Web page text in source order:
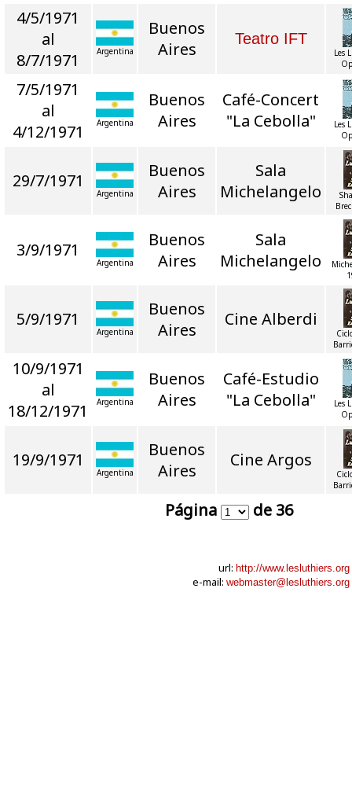
4/5/1971
al
8/7/1971
Argentina
Buenos
Aires
Teatro IFT
Les
7/5/1971
al
4/12/1971
Argentina
Buenos
Aires
Café-Concert
"La Cebolla"
Les
29/7/1971
Argentina
Buenos
Aires
Sala
Michelangelo
3/9/1971
Argentina
Buenos
Aires
Sala
Michelangelo
5/9/1971
Argentina
Buenos
Aires
Cine Alberdi
10/9/1971
al
18/12/1971
Argentina
Buenos
Aires
Café-Estudio
"La Cebolla"
Les
19/9/1971
Argentina
Buenos
Aires
Cine Argos
Página de 36
url: http://www.lesluthiers.org
e-mail: webmaster@lesluthiers.org